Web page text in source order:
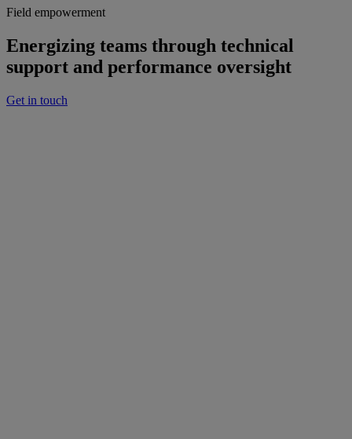
Field empowerment
Energizing teams through technical
support and performance oversight
Get in touch